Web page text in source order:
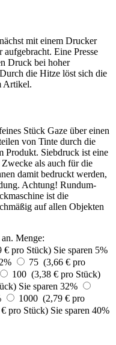
mit einem Drucker
Eine Presse
Druck bei hoher
die Hitze löst sich die
Artikel.
Stück Gaze über einen
von Tinte durch die
Produkt. Siebdruck ist eine
als auch für die
damit bedruckt werden,
Achtung! Rundum-
ist die
auf allen Objekten
Menge:
€ pro Stück) Sie sparen 5%
75 (3,66 € pro
100 (3,38 € pro Stück)
Sie sparen 32%
1000 (2,79 € pro
pro Stück) Sie sparen 40%